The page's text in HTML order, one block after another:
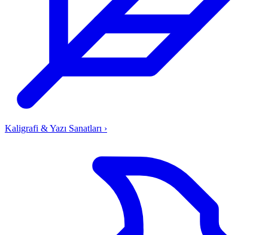
Kaligrafi & Yazı Sanatları ›